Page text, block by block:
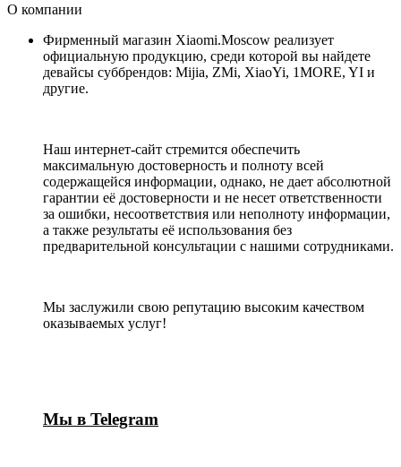
О компании
Фирменный магазин Xiaomi.Moscow реализует
официальную продукцию, среди которой вы найдете
девайсы суббрендов: Mijia, ZMi, XiaoYi, 1MORE, YI и
другие.
Наш интернет-сайт стремится обеспечить
максимальную достоверность и полноту всей
содержащейся информации, однако, не дает абсолютной
гарантии её достоверности и не несет ответственности
за ошибки, несоответствия или неполноту информации,
а также результаты её использования без
предварительной консультации с нашими сотрудниками.
Мы заслужили свою репутацию высоким качеством
оказываемых услуг!
Мы в Telegram